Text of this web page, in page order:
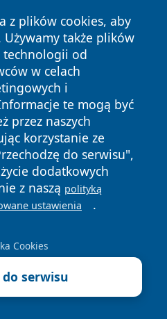
Państwowych w Olsztynie
Pracy w Olsztynie -
usługi odpłatne
w Olsztynie - kontakt,
się na
SZCZEGÓŁY
z plików cookies, aby
Używamy także plików
technologii od
w celach
i
te mogą być
przez naszych
korzystanie ze
do serwisu",
dodatkowych
z naszą polityką
ustawienia .
Cookies
do serwisu